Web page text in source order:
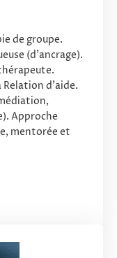
de groupe.
(d'ancrage).
Relation d'aide.
Approche
mentorée et